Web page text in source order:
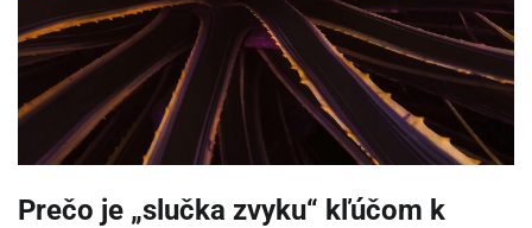
Prečo je „slučka zvyku“ kľúčom k